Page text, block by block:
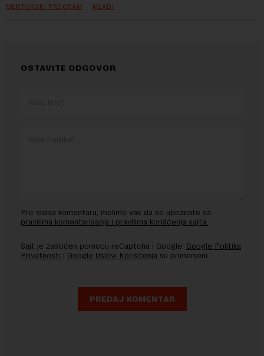
MENTORSKI PROGRAM MLADI
OSTAVITE ODGOVOR
Pre slanja komentara, molimo vas da se upoznate sa
pravilima komentarisanja i pravilima korišćenja sajta.
Sajt je zaštićen pomocu reCaptcha i Google. Google Politika
Privatnosti i Google Uslovi Korišćenja su primenjeni.